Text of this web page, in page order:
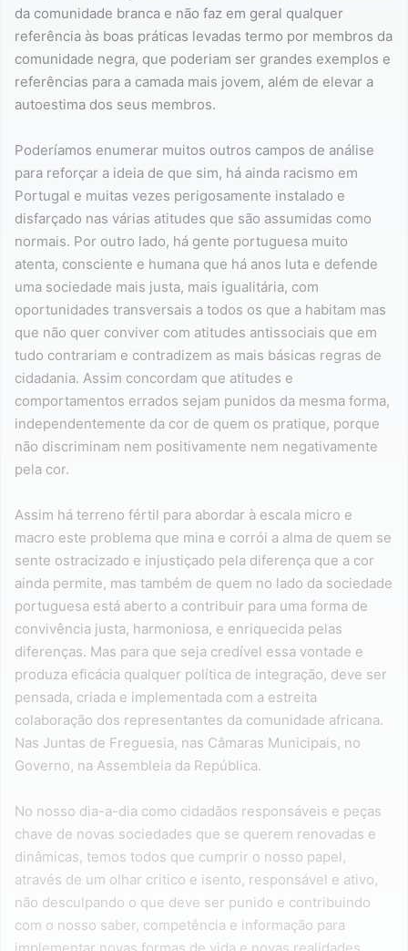
da comunidade branca e não faz em geral qualquer
referência às boas práticas levadas termo por membros da
comunidade negra, que poderiam ser grandes exemplos e
referências para a camada mais jovem, além de elevar a
autoestima dos seus membros.
Poderíamos enumerar muitos outros campos de análise
para reforçar a ideia de que sim, há ainda racismo em
Portugal e muitas vezes perigosamente instalado e
disfarçado nas várias atitudes que são assumidas como
normais. Por outro lado, há gente portuguesa muito
atenta, consciente e humana que há anos luta e defende
uma sociedade mais justa, mais igualitária, com
oportunidades transversais a todos os que a habitam mas
que não quer conviver com atitudes antissociais que em
tudo contrariam e contradizem as mais básicas regras de
cidadania. Assim concordam que atitudes e
comportamentos errados sejam punidos da mesma forma,
independentemente da cor de quem os pratique, porque
não discriminam nem positivamente nem negativamente
pela cor.
Assim há terreno fértil para abordar à escala micro e
macro este problema que mina e corrói a alma de quem se
sente ostracizado e injustiçado pela diferença que a cor
ainda permite, mas também de quem no lado da sociedade
portuguesa está aberto a contribuir para uma forma de
convivência justa, harmoniosa, e enriquecida pelas
diferenças. Mas para que seja credível essa vontade e
produza eficácia qualquer política de integração, deve ser
pensada, criada e implementada com a estreita
colaboração dos representantes da comunidade africana.
Nas Juntas de Freguesia, nas Câmaras Municipais, no
Governo, na Assembleia da República.
No nosso dia-a-dia como cidadãos responsáveis e peças
chave de novas sociedades que se querem renovadas e
dinâmicas, temos todos que cumprir o nosso papel,
através de um olhar critico e isento, responsável e ativo,
não desculpando o que deve ser punido e contribuindo
com o nosso saber, competência e informação para